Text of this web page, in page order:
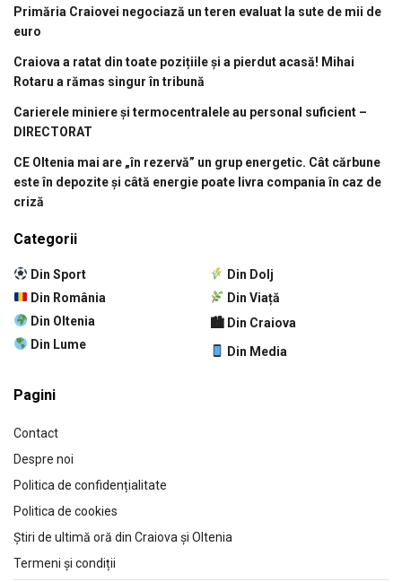
Primăria Craiovei negociază un teren evaluat la sute de mii de
euro
Craiova a ratat din toate pozițiile și a pierdut acasă! Mihai
Rotaru a rămas singur în tribună
Carierele miniere și termocentralele au personal suficient –
DIRECTORAT
CE Oltenia mai are „în rezervă” un grup energetic. Cât cărbune
este în depozite și câtă energie poate livra compania în caz de
criză
Categorii
Din Sport
Din România
Din Oltenia
Din Lume
Din Dolj
Din Viață
🏙 Din Craiova
Din Media
Pagini
Contact
Despre noi
Politica de confidențialitate
Politica de cookies
Știri de ultimă oră din Craiova și Oltenia
Termeni și condiții